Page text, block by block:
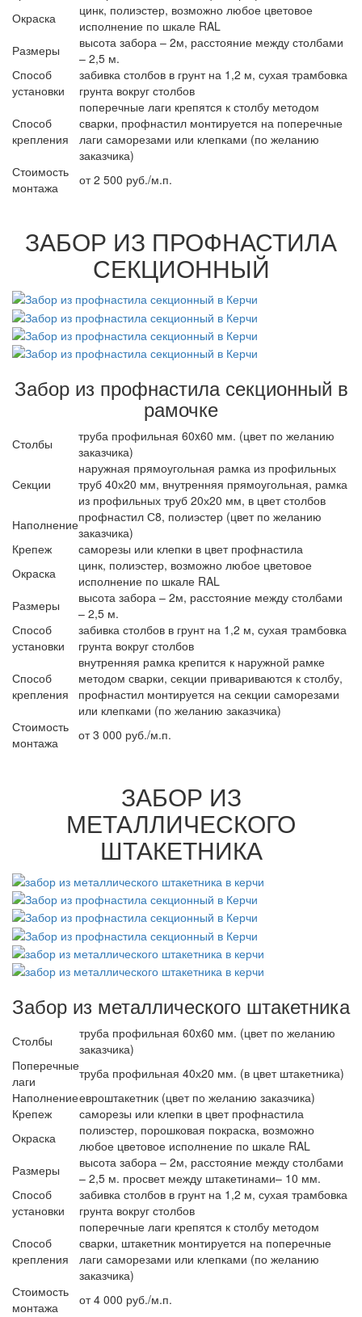
Окраска
цинк, полиэстер, возможно любое цветовое
исполнение по шкале RAL
Размеры
высота забора – 2м, расстояние между столбами
– 2,5 м.
Способ
установки
забивка столбов в грунт на 1,2 м, сухая трамбовка
грунта вокруг столбов
Способ
крепления
поперечные лаги крепятся к столбу методом
сварки, профнастил монтируется на поперечные
лаги саморезами или клепками (по желанию
заказчика)
Стоимость
монтажа
от 2 500 руб./м.п.
ЗАБОР ИЗ ПРОФНАСТИЛА
СЕКЦИОННЫЙ
Забор из профнастила секционный в
рамочке
Столбы
труба профильная 60x60 мм. (цвет по желанию
заказчика)
Секции
наружная прямоугольная рамка из профильных
труб 40х20 мм, внутренняя прямоугольная, рамка
из профильных труб 20х20 мм, в цвет столбов
Наполнениепрофнастил С8, полиэстер (цвет по желанию
заказчика)
Крепеж
саморезы или клепки в цвет профнастила
Окраска
цинк, полиэстер, возможно любое цветовое
исполнение по шкале RAL
Размеры
высота забора – 2м, расстояние между столбами
– 2,5 м.
Способ
установки
забивка столбов в грунт на 1,2 м, сухая трамбовка
грунта вокруг столбов
Способ
крепления
внутренняя рамка крепится к наружной рамке
методом сварки, секции привариваются к столбу,
профнастил монтируется на секции саморезами
или клепками (по желанию заказчика)
Стоимость
монтажа
от 3 000 руб./м.п.
ЗАБОР ИЗ
МЕТАЛЛИЧЕСКОГО
ШТАКЕТНИКА
Забор из металлического штакетника
Столбы
труба профильная 60x60 мм. (цвет по желанию
заказчика)
Поперечные
лаги
труба профильная 40х20 мм. (в цвет штакетника)
Наполнениеевроштакетник (цвет по желанию заказчика)
Крепеж
саморезы или клепки в цвет профнастила
Окраска
полиэстер, порошковая покраска, возможно
любое цветовое исполнение по шкале RAL
Размеры
высота забора – 2м, расстояние между столбами
– 2,5 м. просвет между штакетинами– 10 мм.
Способ
установки
забивка столбов в грунт на 1,2 м, сухая трамбовка
грунта вокруг столбов
Способ
крепления
поперечные лаги крепятся к столбу методом
сварки, штакетник монтируется на поперечные
лаги саморезами или клепками (по желанию
заказчика)
Стоимость
монтажа
от 4 000 руб./м.п.